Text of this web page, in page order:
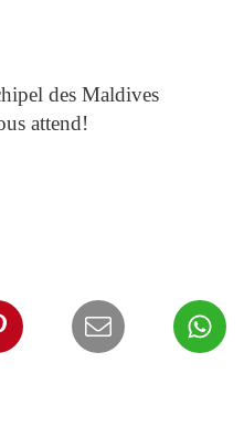
des Maldives
attend!